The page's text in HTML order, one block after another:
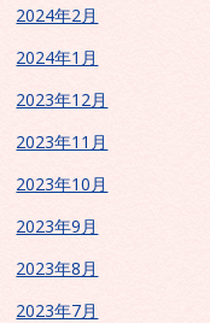
2024年2月
2024年1月
2023年12月
2023年11月
2023年10月
2023年9月
2023年8月
2023年7月